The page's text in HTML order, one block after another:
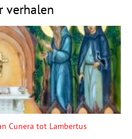
verhalen
Cunera tot Lambertus